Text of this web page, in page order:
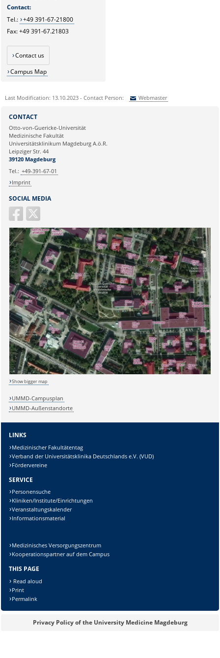
Contact:
Tel.: +49 391-67-21800
Fax: +49 391-67.21803
Contact us
Campus Map
Last Modification: 13.10.2023 - Contact Person: Webmaster
Ihre E-Mailadresse:
Ihr Anliegen:
Lösung:
SOCIAL MEDIA
CONTACT
Otto-von-Guericke-Universität
Medizinische Fakultät
Universitätsklinikum Magdeburg A.ö.R.
Leipziger Str. 44
39120 Magdeburg
Tel.: +49-391-67-01
Imprint
Show bigger map
UMMD-Campusplan
UMMD-Außenstandorte
LINKS
Medizinischer Fakultätentag
Verband der Universitätsklinika Deutschlands e.V. (VUD)
Fördervereine
SERVICE
Personensuche
Kliniken/Institute/Einrichtungen
Veranstaltungskalender
Informationsmaterial
Medizinisches Versorgungszentrum
Kooperationspartner auf dem Campus
THIS PAGE
Read aloud
Print
Permalink
Privacy Policy of the University Medicine Magdeburg